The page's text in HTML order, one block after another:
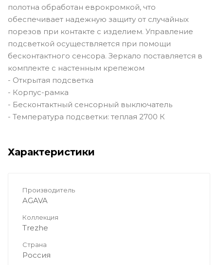
полотна обработан еврокромкой, что
обеспечивает надежную защиту от случайных
порезов при контакте с изделием. Управление
подсветкой осуществляется при помощи
бесконтактного сенсора. Зеркало поставляется в
комплекте с настенным крепежом
- Открытая подсветка
- Корпус-рамка
- Бесконтактный сенсорный выключатель
- Температура подсветки: теплая 2700 К
Характеристики
Производитель
AGAVA
Коллекция
Trezhe
Страна
Россия